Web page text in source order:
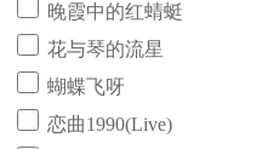
晚霞中的红蜻蜓
花与琴的流星
蝴蝶飞呀
恋曲1990(Live)